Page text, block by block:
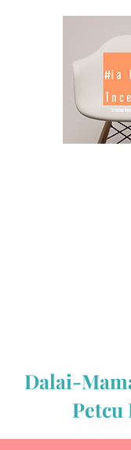
Dalai-
Petcu